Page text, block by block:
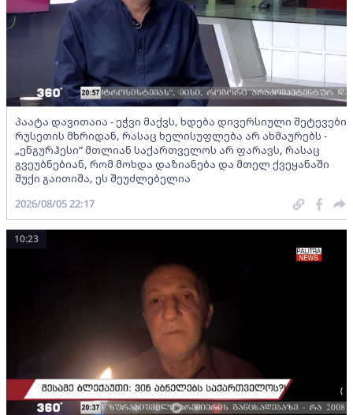
პაატა დავითაია - ეჭვი მაქვს, ხდება დივერსიული შეტევები
რუსეთის მხრიდან, რასაც ხელისუფლება არ ახმაურებს -
„ენგურჰესი“ მთლიან საქართველოს არ ფარავს, რასაც
გვეუბნებიან, რომ მოხდა დაზიანება და მთელ ქვეყანაში
შუქი გაითიშა, ეს შეუძლებელია
2026/08/05 22:17
10:23